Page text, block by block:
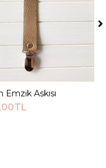
Sepete Ekle
Emzik Askısı